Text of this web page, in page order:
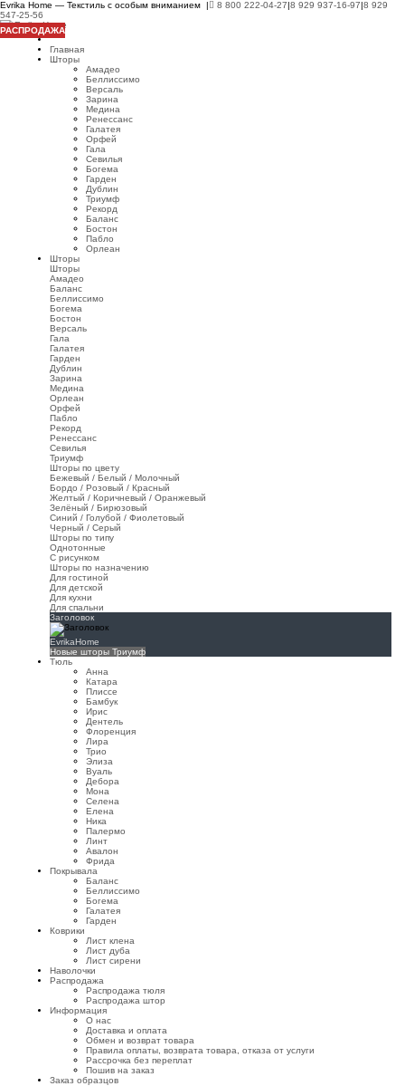
Evrika Home — Текстиль с особым вниманием | 8 800 222-04-27|8 929 937-16-97|8 929
547-25-56
Главная
Шторы
Амадео
Беллиссимо
Версаль
Зарина
Медина
Ренессанс
Галатея
Орфей
Гала
Севилья
Богема
Гарден
Дублин
Триумф
Рекорд
Баланс
Бостон
Пабло
Орлеан
Шторы
Шторы
Амадео
Баланс
Беллиссимо
Богема
Бостон
Версаль
Гала
Галатея
Гарден
Дублин
Зарина
Медина
Орлеан
Орфей
Пабло
Рекорд
Ренессанс
Севилья
Триумф
Шторы по цвету
Бежевый / Белый / Молочный
Бордо / Розовый / Красный
Желтый / Коричневый / Оранжевый
Зелёный / Бирюзовый
Синий / Голубой / Фиолетовый
Черный / Серый
Шторы по типу
Однотонные
С рисунком
Шторы по назначению
Для гостиной
Для детской
Для кухни
Для спальни
Заголовок
EvrikaHome
Новые шторы Триумф
Тюль
Анна
Катара
Плиссе
Бамбук
Ирис
Дентель
Флоренция
Лира
Трио
Элиза
Вуаль
Дебора
Мона
Селена
Елена
Ника
Палермо
Линт
Авалон
Фрида
Покрывала
Баланс
Беллиссимо
Богема
Галатея
Гарден
Коврики
Лист клена
Лист дуба
Лист сирени
Наволочки
Распродажа
Распродажа тюля
Распродажа штор
Информация
О нас
Доставка и оплата
Обмен и возврат товара
Правила оплаты, возврата товара, отказа от услуги
Рассрочка без переплат
Пошив на заказ
Заказ образцов
РАСПРОДАЖА